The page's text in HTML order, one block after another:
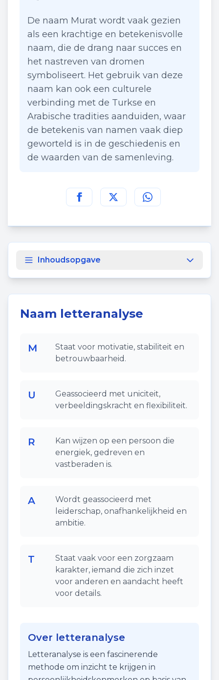
De naam Murat wordt vaak gezien
als een krachtige en betekenisvolle
naam, die de drang naar succes en
het nastreven van dromen
symboliseert. Het gebruik van deze
naam kan ook een culturele
verbinding met de Turkse en
Arabische tradities aanduiden, waar
de betekenis van namen vaak diep
geworteld is in de geschiedenis en
de waarden van de samenleving.
Deel deze pagina op
Deel deze pagina op
Deel deze pagina
Inhoudsopgave
Naam letteranalyse
M
Staat voor motivatie, stabiliteit en
betrouwbaarheid.
U
Geassocieerd met uniciteit,
verbeeldingskracht en flexibiliteit.
R
Kan wijzen op een persoon die
energiek, gedreven en
vastberaden is.
A
Wordt geassocieerd met
leiderschap, onafhankelijkheid en
ambitie.
T
Staat vaak voor een zorgzaam
karakter, iemand die zich inzet
voor anderen en aandacht heeft
voor details.
Over letteranalyse
Letteranalyse is een fascinerende
methode om inzicht te krijgen in